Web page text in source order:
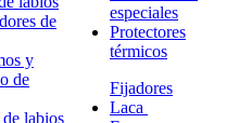
de
y
de
labios
especiales
Protectores
térmicos
Fijadores
Laca